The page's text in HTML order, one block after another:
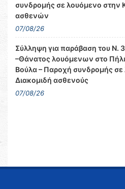
συνδρομής σε λουόμενο στην
ασθενών
07/08/26
Σύλληψη για παράβαση του Ν.
–Θάνατος λουόμενων στο
Βούλα – Παροχή συνδρομής
Διακομιδή ασθενούς
07/08/26